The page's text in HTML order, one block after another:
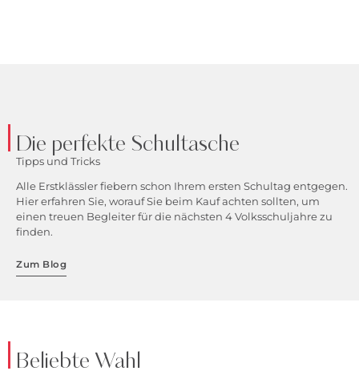
Die perfekte Schultasche
Tipps und Tricks
Alle Erstklässler fiebern schon Ihrem ersten Schultag entgegen.
Hier erfahren Sie, worauf Sie beim Kauf achten sollten, um
einen treuen Begleiter für die nächsten 4 Volksschuljahre zu
finden.
Zum Blog
Beliebte Wahl